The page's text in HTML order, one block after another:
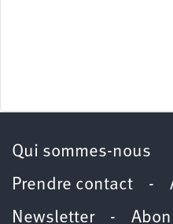
Qui sommes-nous
Prendre contact -
Newsletter -